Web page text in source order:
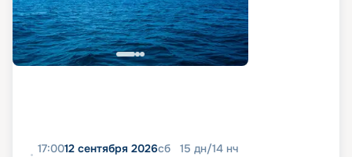
17:0012 сентября 2026сб 15 дн/14 нч